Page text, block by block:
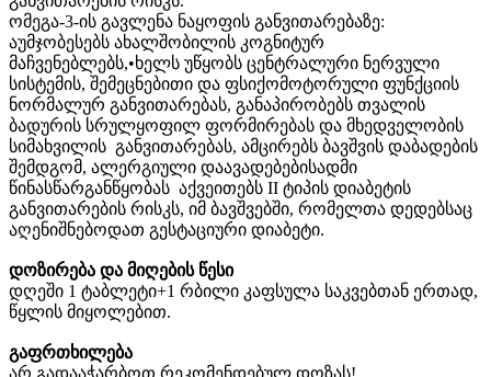
ომეგა-3-ის გავლენა ნაყოფის განვითარებაზე:
აუმჯობესებს ახალშობილის კოგნიტურ
მაჩვენებლებს,•ხელს უწყობს ცენტრალური ნერვული
სისტემის, შემეცნებითი და ფსიქომოტორული ფუნქციის
ნორმალურ განვითარებას, განაპირობებს თვალის
ბადურის სრულყოფილ ფორმირებას და მხედველობის
სიმახვილის განვითარებას, ამცირებს ბავშვის დაბადების
შემდგომ, ალერგიული დაავადებებისადმი
წინასწარგანწყობას აქვეითებს II ტიპის დიაბეტის
განვითარების რისკს, იმ ბავშვებში, რომელთა დედებსაც
აღენიშნებოდათ გესტაციური დიაბეტი.
დოზირება და მიღების წესი
დღეში 1 ტაბლეტი+1 რბილი კაფსულა საკვებთან ერთად,
წყლის მიყოლებით.
გაფრთხილება
არ გადააჭარბოთ რეკომენდებულ დოზას!